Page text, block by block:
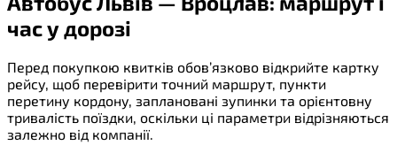
час у дорозі
Перед покупкою квитків обов’язково відкрийте картку
рейсу, щоб перевірити точний маршрут, пункти
перетину кордону, заплановані зупинки та орієнтовну
тривалість поїздки, оскільки ці параметри відрізняються
залежно від компанії.